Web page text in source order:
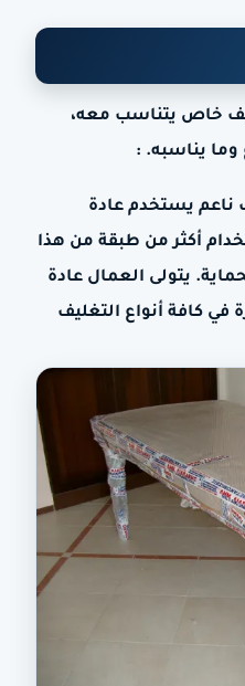
خاص يتناسب معه،
يناسبه. :
ناعم يستخدم عادة
أكثر من طبقة من هذا
يتولى العمال عادة
في كافة أنواع التغليف